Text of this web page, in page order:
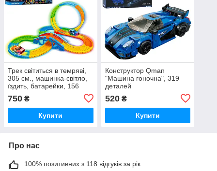
Трек світиться в темряві,
305 см., машинка-світло,
їздить, батарейки, 156
750 ₴
Купити
Конструктор Qman
"Машина гоночна", 319
деталей
520₴
Купити
Про нас
100% позитивних з 118 відгуків за рік